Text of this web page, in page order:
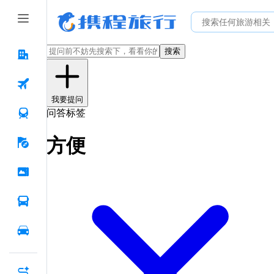
搜索
我要提问
问答标签
方便